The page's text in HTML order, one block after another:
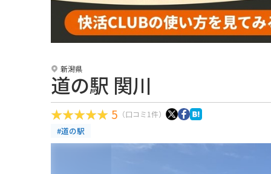
新潟県
道の駅 関川
5 （口コミ1件）
#道の駅